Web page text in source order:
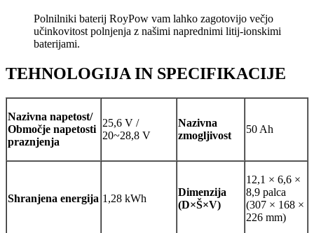
Polnilniki baterij RoyPow vam lahko zagotovijo večjo
učinkovitost polnjenja z našimi naprednimi litij-ionskimi
baterijami.
TEHNOLOGIJA IN SPECIFIKACIJE
Nazivna napetost/
Območje napetosti
praznjenja
25,6 V /
20~28,8 V
Nazivna
zmogljivost
50 Ah
Shranjena energija 1,28 kWh
Dimenzija
(D×Š×V)
12,1 × 6,6 ×
8,9 palca
(307 × 168 ×
226 mm)